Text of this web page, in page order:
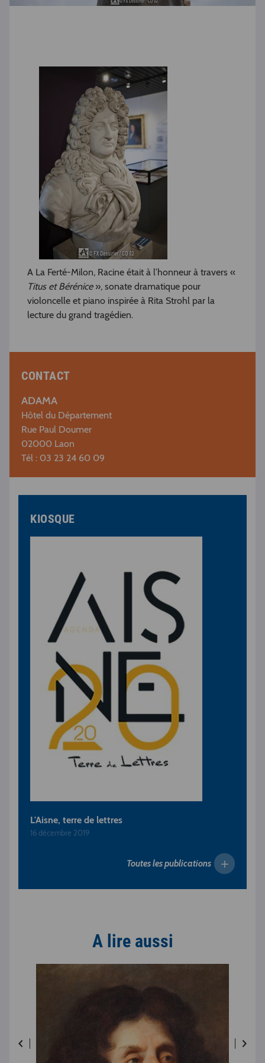
A La Ferté-Milon, Racine était à l’honneur à travers «
Titus et Bérénice», sonate dramatique pour
violoncelle et piano inspirée à Rita Strohl par la
lecture du grand tragédien.
CONTACT
ADAMA
Hôtel du Département
Rue Paul Doumer
02000 Laon
Tél : 03 23 24 60 09
KIOSQUE
L'Aisne, terre de lettres
16 décembre 2019
Toutes les publications
A lire aussi